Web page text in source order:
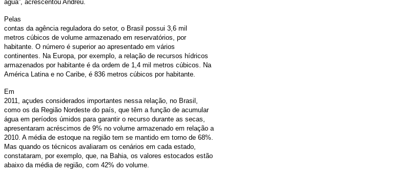
água”, acrescentou Andreu.
Pelas
contas da agência reguladora do setor, o Brasil possui 3,6 mil
metros cúbicos de volume armazenado em reservatórios, por
habitante. O número é superior ao apresentado em vários
continentes. Na Europa, por exemplo, a relação de recursos hídricos
armazenados por habitante é da ordem de 1,4 mil metros cúbicos. Na
América Latina e no Caribe, é 836 metros cúbicos por habitante.
Em
2011, açudes considerados importantes nessa relação, no Brasil,
como os da Região Nordeste do país, que têm a função de acumular
água em períodos úmidos para garantir o recurso durante as secas,
apresentaram acréscimos de 9% no volume armazenado em relação a
2010. A média de estoque na região tem se mantido em torno de 68%.
Mas quando os técnicos avaliaram os cenários em cada estado,
constataram, por exemplo, que, na Bahia, os valores estocados estão
abaixo da média de região, com 42% do volume.